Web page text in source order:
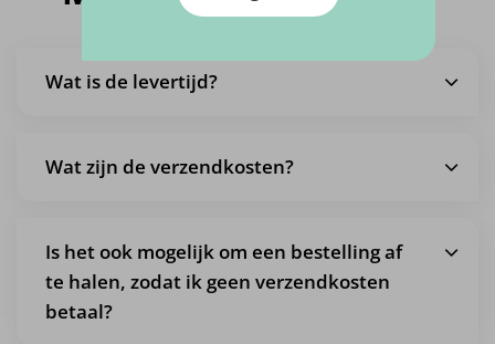
Wat is de levertijd?
Wat zijn de verzendkosten?
Is het ook mogelijk om een bestelling af
te halen, zodat ik geen verzendkosten
betaal?